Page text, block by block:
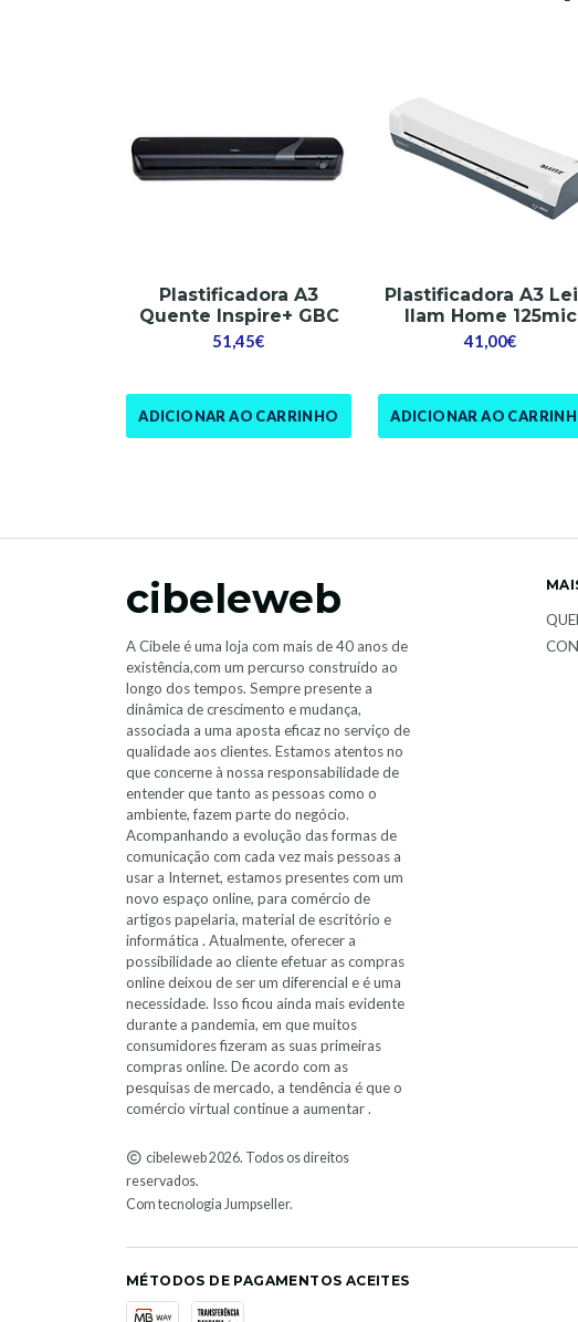
Plastificadora A3
Quente Inspire+ GBC
51,45€
ADICIONAR AO CARRINHO
Plastificadora A3
Ilam Home 125mic
41,00€
ADICIONAR AO
cibeleweb
A Cibele é uma loja com mais de 40 anos de
existência,com um percurso construído ao
longo dos tempos. Sempre presente a
dinâmica de crescimento e mudança,
associada a uma aposta eficaz no serviço de
qualidade aos clientes. Estamos atentos no
que concerne à nossa responsabilidade de
entender que tanto as pessoas como o
ambiente, fazem parte do negócio.
Acompanhando a evolução das formas de
comunicação com cada vez mais pessoas a
usar a Internet, estamos presentes com um
novo espaço online, para comércio de
artigos papelaria, material de escritório e
informática . Atualmente, oferecer a
possibilidade ao cliente efetuar as compras
online deixou de ser um diferencial e é uma
necessidade. Isso ficou ainda mais evidente
durante a pandemia, em que muitos
consumidores fizeram as suas primeiras
compras online. De acordo com as
pesquisas de mercado, a tendência é que o
comércio virtual continue a aumentar .
cibeleweb 2026. Todos os direitos
reservados.
Com tecnologia Jumpseller.
MÉTODOS DE PAGAMENTOS ACEITES